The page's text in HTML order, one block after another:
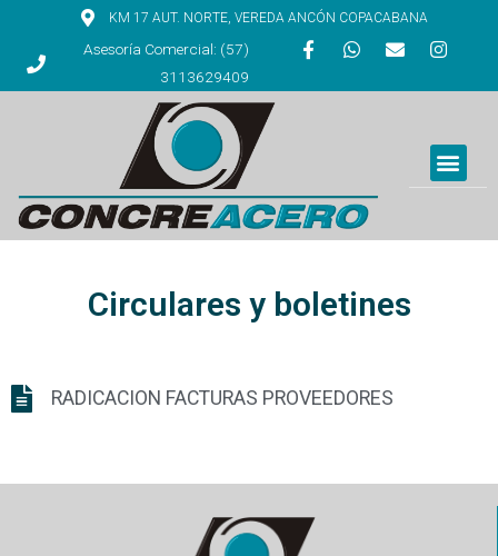
KM 17 AUT. NORTE, VEREDA ANCÓN COPACABANA
Asesoría Comercial: (57)
3113629409
Circulares y boletines
RADICACION FACTURAS PROVEEDORES